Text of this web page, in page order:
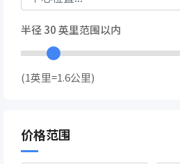
半径30英里范围以内
(1英里=1.6公里)
价格范围